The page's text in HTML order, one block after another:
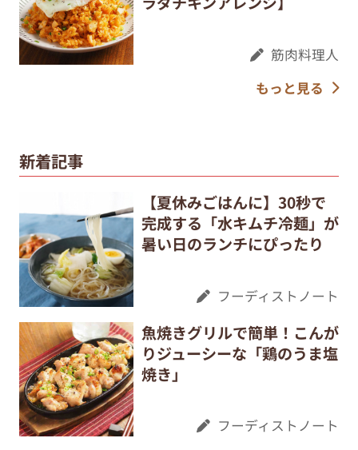
筋肉料理人
もっと見る
新着記事
【夏休みごはんに】30秒で
完成する「水キムチ冷麺」が
暑い日のランチにぴったり
フーディストノート
魚焼きグリルで簡単！こんが
りジューシーな「鶏のうま塩
焼き」
フーディストノート